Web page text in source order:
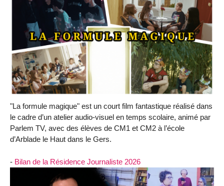
"La formule magique" est un court film fantastique réalisé dans
le cadre d’un atelier audio-visuel en temps scolaire, animé par
Parlem TV, avec des élèves de CM1 et CM2 à l’école
d’Arblade le Haut dans le Gers.
- Bilan de la Résidence Journaliste 2026